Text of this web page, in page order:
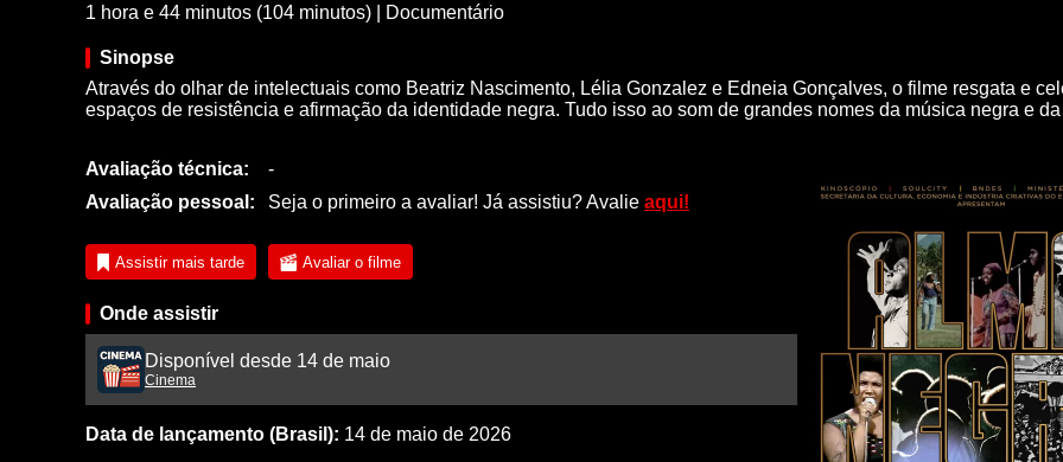
1 hora e 44 minutos (104 minutos)
Documentário
Sinopse
Através do olhar de intelectuais como Beatriz Nascimento, Lélia Gonzalez e Edneia Gonçalves, o filme resgata e
espaços de resistência e afirmação da identidade negra. Tudo isso ao som de grandes nomes da música negra e
Avaliação técnica:
-
Avaliação pessoal:
Seja o primeiro a avaliar! Já assistiu? Avalie aqui!
Assistir mais tarde Avaliar o filme
Onde assistir
Disponível desde 14 de maio
Cinema
Data de lançamento (Brasil): 14 de maio de 2026